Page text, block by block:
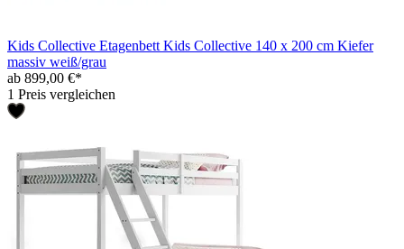
Kids Collective Etagenbett Kids Collective 140 x 200 cm Kiefer
massiv weiß/grau
ab 899,00 €*
1 Preis vergleichen